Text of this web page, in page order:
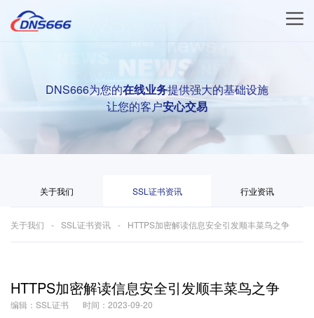
DNS666为您的在线业务提供强大的基础设施
让您的客户安心交易
关于我们 SSL证书资讯 行业资讯
关于我们 SSL证书资讯 HTTPS加密解读信息安全引发顺丰菜鸟之争
HTTPS加密解读信息安全引发顺丰菜鸟之争
编辑：SSL证书 时间：2023-09-20